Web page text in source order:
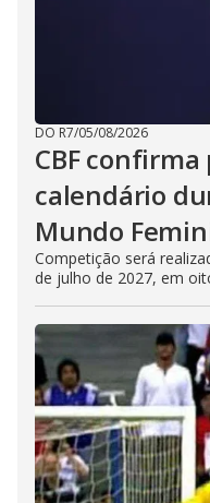
DO R7/05/08/2026
CBF
calendário
Mundo
Competição será
de julho de 2027, em